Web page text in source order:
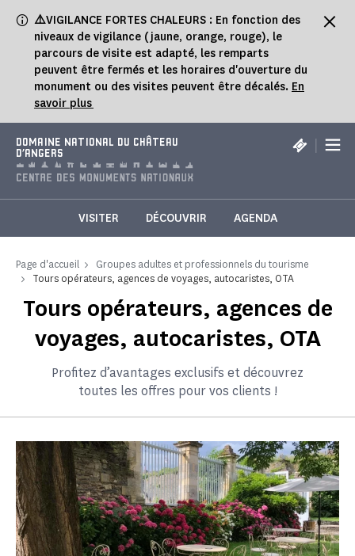
⚠️VIGILANCE FORTES CHALEURS : En fonction des
niveaux de vigilance (jaune, orange, rouge), le
parcours de visite est adapté, les remparts
peuvent être fermés et les horaires d'ouverture du
monument ou des visites peuvent être décalés. En
savoir plus
DOMAINE NATIONAL DU CHÂTEAU
D'ANGERS
|
VISITER DÉCOUVRIR AGENDA
Page d'accueil
Groupes adultes et professionnels du tourisme
Tours opérateurs, agences de voyages, autocaristes, OTA
Tours opérateurs, agences de
voyages, autocaristes, OTA
Profitez d’avantages exclusifs et découvrez
toutes les offres pour vos clients !